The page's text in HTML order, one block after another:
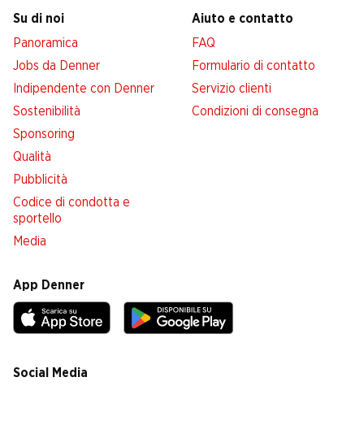
Su di noi
Panoramica
Jobs da Denner
Indipendente con Denner
Sostenibilità
Sponsoring
Qualità
Pubblicità
Codice di condotta e
sportello
Media
Aiuto e contatto
FAQ
Formulario di contatto
Servizio clienti
Condizioni di consegna
App Denner
Social Media